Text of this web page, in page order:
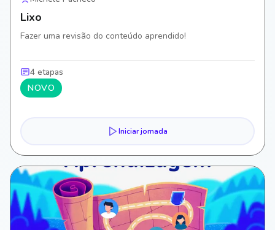
Lixo
Fazer uma revisão do conteúdo aprendido!
4 etapas
NOVO
Iniciar jornada